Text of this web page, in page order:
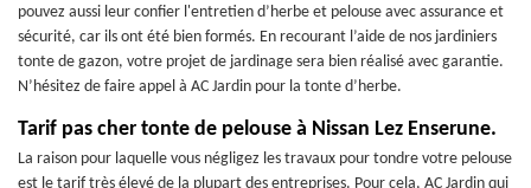
pouvez aussi leur confier l'entretien d’herbe et pelouse avec assurance et
sécurité, car ils ont été bien formés. En recourant l’aide de nos jardiniers
tonte de gazon, votre projet de jardinage sera bien réalisé avec garantie.
N’hésitez de faire appel à AC Jardin pour la tonte d’herbe.
Tarif pas cher tonte de pelouse à Nissan Lez Enserune.
La raison pour laquelle vous négligez les travaux pour tondre votre pelouse
est le tarif très élevé de la plupart des entreprises. Pour cela, AC Jardin qui